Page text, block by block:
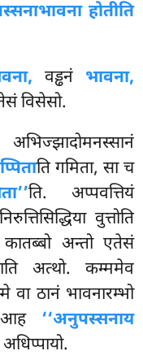
होतीति
वड्ढनं भावना,
विसेसो.
ति गमिता, सा च
ति. अप्पवत्तियं
वुत्तोति
कातब्बो अन्तो एतेसं
अत्थो. कम्ममेव
वा ठानं भावनारम्भो
आह ‘‘अनुपस्सनाय